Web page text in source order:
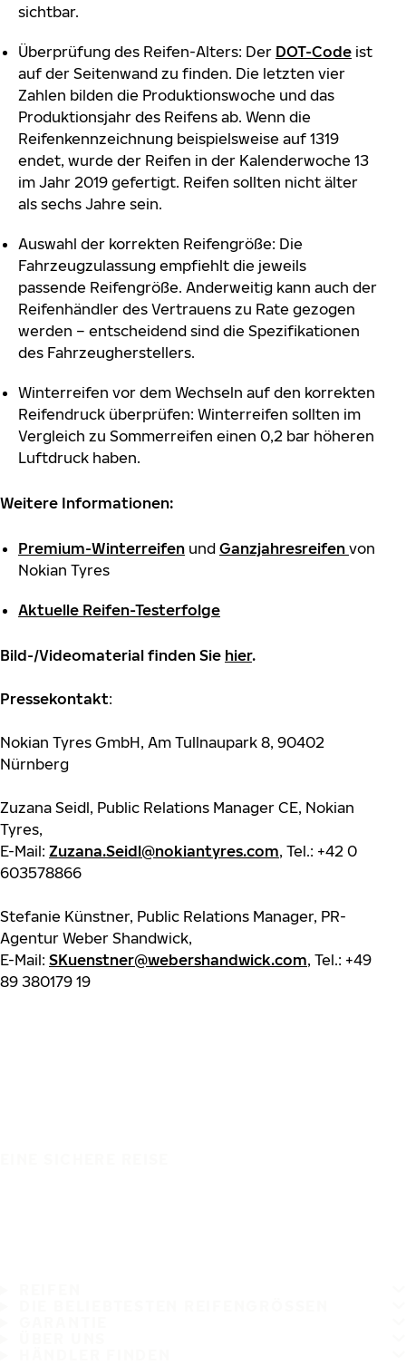
sichtbar.
Überprüfung des Reifen-Alters: Der DOT-Code ist
auf der Seitenwand zu finden. Die letzten vier
Zahlen bilden die Produktionswoche und das
Produktionsjahr des Reifens ab. Wenn die
Reifenkennzeichnung beispielsweise auf 1319
endet, wurde der Reifen in der Kalenderwoche 13
im Jahr 2019 gefertigt. Reifen sollten nicht älter
als sechs Jahre sein.
Auswahl der korrekten Reifengröße: Die
Fahrzeugzulassung empfiehlt die jeweils
passende Reifengröße. Anderweitig kann auch der
Reifenhändler des Vertrauens zu Rate gezogen
werden – entscheidend sind die Spezifikationen
des Fahrzeugherstellers.
Winterreifen vor dem Wechseln auf den korrekten
Reifendruck überprüfen: Winterreifen sollten im
Vergleich zu Sommerreifen einen 0,2 bar höheren
Luftdruck haben.
Weitere Informationen:
Premium-Winterreifen und Ganzjahresreifen von
Nokian Tyres
Aktuelle Reifen-Testerfolge
Bild-/Videomaterial finden Sie hier.
Pressekontakt:
Nokian Tyres GmbH, Am Tullnaupark 8, 90402
Nürnberg
Zuzana Seidl, Public Relations Manager CE, Nokian
Tyres,
E-Mail: Zuzana.Seidl@nokiantyres.com, Tel.: +42 0
603578866
Stefanie Künstner, Public Relations Manager, PR-
Agentur Weber Shandwick,
E-Mail: SKuenstner@webershandwick.com, Tel.: +49
89 380179 19